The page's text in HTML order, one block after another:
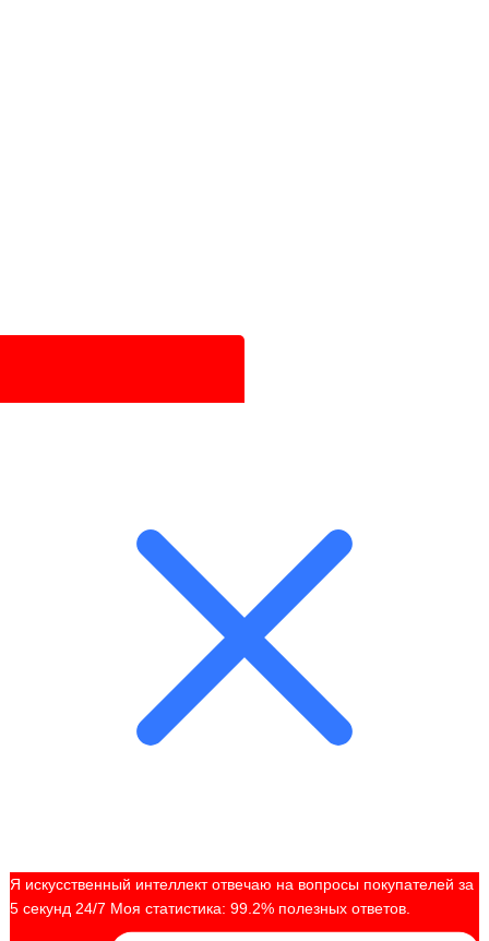
Я искусственный интеллект отвечаю на вопросы покупателей за
5 секунд 24/7 Моя статистика: 99.2% полезных ответов.